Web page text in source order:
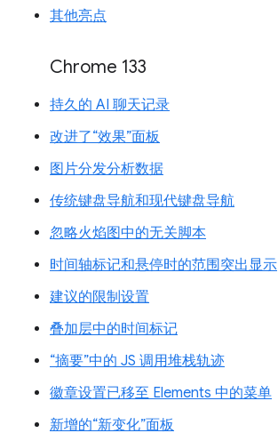
其他亮点
Chrome 133
持久的 AI 聊天记录
改进了“效果”面板
图片分发分析数据
传统键盘导航和现代键盘导航
忽略火焰图中的无关脚本
时间轴标记和悬停时的范围突出显示
建议的限制设置
叠加层中的时间标记
“摘要”中的 JS 调用堆栈轨迹
徽章设置已移至 Elements 中的菜单
新增的“新变化”面板